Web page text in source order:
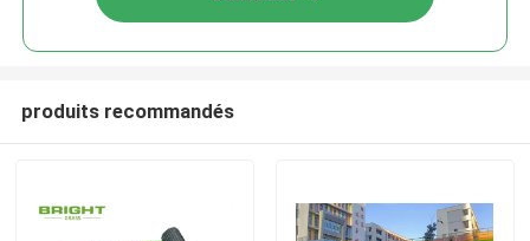
produits recommandés